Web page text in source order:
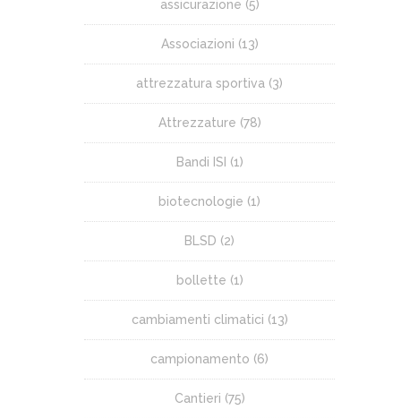
assicurazione (5)
Associazioni (13)
attrezzatura sportiva (3)
Attrezzature (78)
Bandi ISI (1)
biotecnologie (1)
BLSD (2)
bollette (1)
cambiamenti climatici (13)
campionamento (6)
Cantieri (75)